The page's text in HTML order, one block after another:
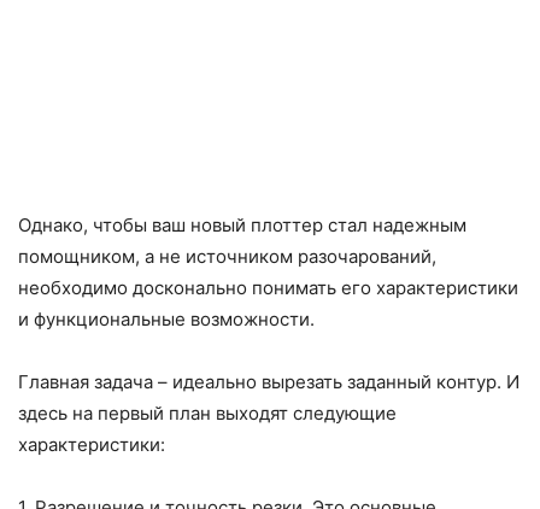
Однако, чтобы ваш новый плоттер стал надежным
помощником, а не источником разочарований,
необходимо досконально понимать его характеристики
и функциональные возможности.
Главная задача – идеально вырезать заданный контур. И
здесь на первый план выходят следующие
характеристики: